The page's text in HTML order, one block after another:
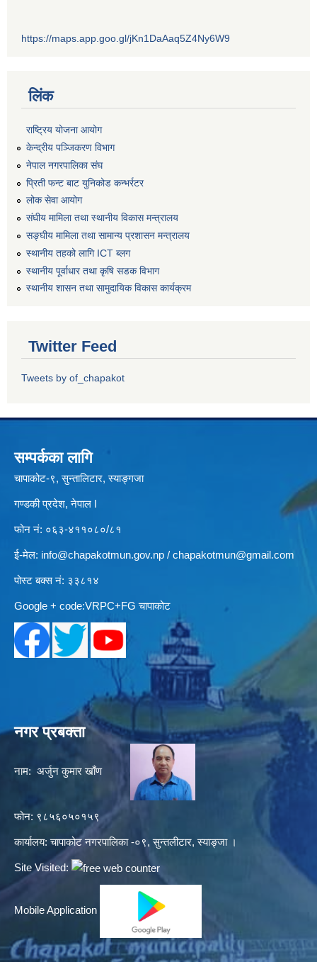
https://maps.app.goo.gl/jKn1DaAaq5Z4Ny6W9
लिंक
राष्ट्रिय योजना आयोग
केन्द्रीय पञ्जिकरण विभाग
नेपाल नगरपालिका संघ
प्रिती फन्ट बाट युनिकोड कन्भर्रटर
लोक सेवा आयोग
संघीय मामिला तथा स्थानीय विकास मन्त्रालय
सङ्घीय मामिला तथा सामान्य प्रशासन मन्त्रालय
स्थानीय तहको लागि ICT ब्लग
स्थानीय पूर्वाधार तथा कृषि सडक विभाग
स्थानीय शासन तथा सामुदायिक विकास कार्यक्रम
Twitter Feed
Tweets by of_chapakot
सम्पर्कका लागि
चापाकोट-९, सुन्तालिटार, स्याङ्गजा
गण्डकी प्रदेश, नेपाल I
फोन नं: ०६३-४११०८०/८१
ई-मेल: info@chapakotmun.gov.np / chapakotmun@gmail.com
पोस्ट बक्स नं: ३३८१४
Google + code:VRPC+FG चापाकोट
नगर प्रबक्ता
नाम: अर्जुन कुमार खाँण
फोन: ९८५६०५०१५९
कार्यालय: चापाकोट नगरपालिका -०९, सुन्तलीटार, स्याङ्जा ।
Site Visited:
Mobile Application